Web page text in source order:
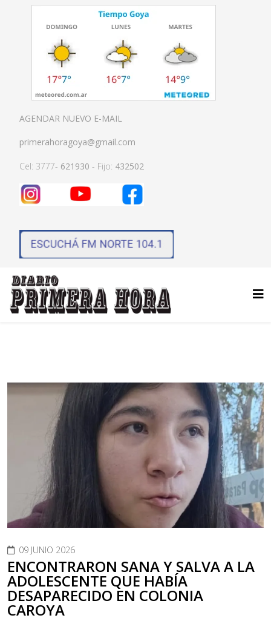
AGENDAR NUEVO E-MAIL
primerahoragoya@gmail.com
Cel: 3777- 621930 - Fijo: 432502
09 JUNIO 2026
ENCONTRARON SANA Y SALVA A LA
ADOLESCENTE QUE HABÍA
DESAPARECIDO EN COLONIA
CAROYA